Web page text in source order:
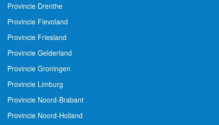
Provincie Drenthe
Provincie Flevoland
Provincie Friesland
Provincie Gelderland
Provincie Groningen
Provincie Limburg
Provincie Noord-Brabant
Provincie Noord-Holland